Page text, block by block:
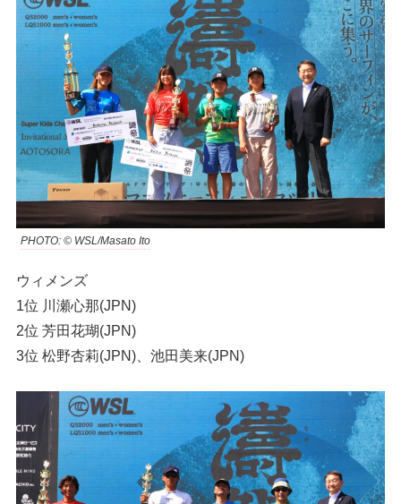
PHOTO: © WSL/Masato Ito
ウィメンズ
1位 川瀬心那(JPN)
2位 芳田花瑚(JPN)
3位 松野杏莉(JPN)、池田美来(JPN)